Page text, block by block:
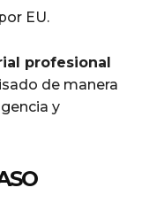
EU.
profesional
de manera
y